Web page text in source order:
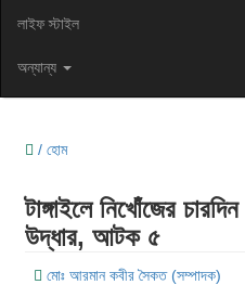
লাইফ স্টাইল
অন্যান্য
/ হোম
টাঙ্গাইলে নিখোঁজের
উদ্ধার, আটক ৫
মোঃ আরমান কবীর সৈকত (সম্পাদক)